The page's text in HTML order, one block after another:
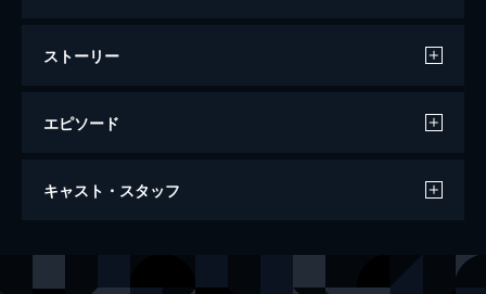
ストーリー
エピソード
ラ・ラ・ランド
キャスト・スタッフ